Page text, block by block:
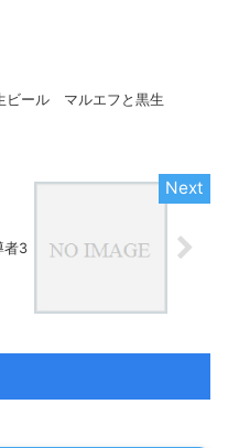
ール マルエフと黒生
者3